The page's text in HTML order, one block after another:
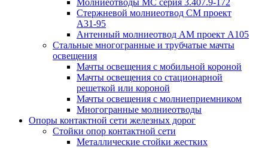
Стержневой молниеотвод СМ проект
А31-95
Антенный молниеотвод АМ проект А105
Стальные многогранные и трубчатые мачты
освещения
Мачты освещения с мобильной короной
Мачты освещения со стационарной
решеткой или короной
Мачты освещения с молниеприемником
Многогранные молниеотводы
Опоры контактной сети железных дорог
Стойки опор контактной сети
Металлические стойки жестких